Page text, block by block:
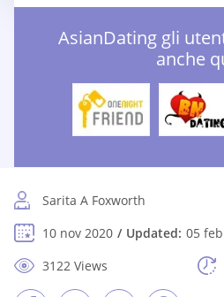
AsianDating gli
anche
Sarita A Foxworth
10 nov 2020
Updated: 05
3122 Views